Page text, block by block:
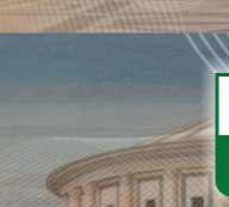
Skip